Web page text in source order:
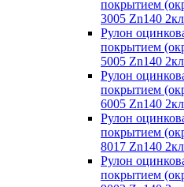
покрытием
3005 Zn140
Рулон
покрытием
5005 Zn140
Рулон
покрытием
6005 Zn140
Рулон
покрытием
8017 Zn140
Рулон
покрытием